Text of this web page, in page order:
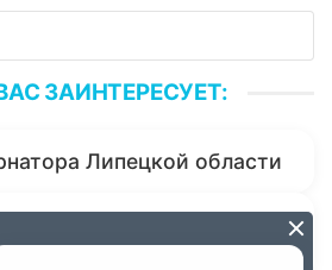
ЗАИНТЕРЕСУЕТ:
Липецкой области
Самарской